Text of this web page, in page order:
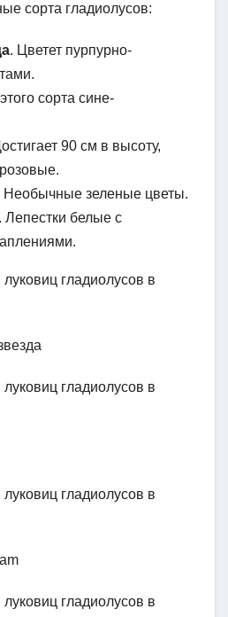
сорта гладиолусов:
. Цветет пурпурно-
сорта сине-
90 см в высоту,
Необычные зеленые цветы.
. Лепестки белые с